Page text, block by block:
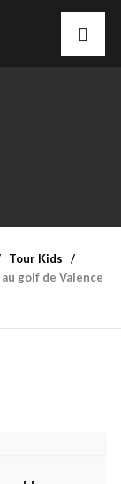
Tour Kids
golf de Valence